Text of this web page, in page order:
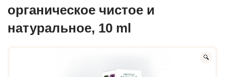
органическое чистое и
натуральное, 10 ml